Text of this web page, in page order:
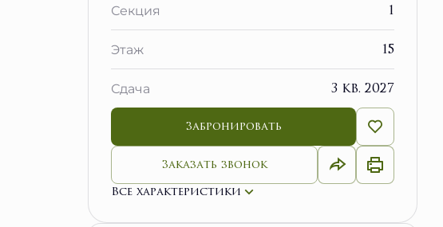
Секция 1
Этаж 15
Сдача 3 кв. 2027
Забронировать
Заказать звонок
Все характеристики